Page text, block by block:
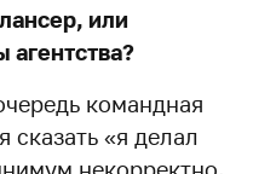
или
агентства?
командная
сказать «я делал